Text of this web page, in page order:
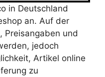
in Deutschland
an. Auf der
Preisangaben und
jedoch
Artikel online
zu